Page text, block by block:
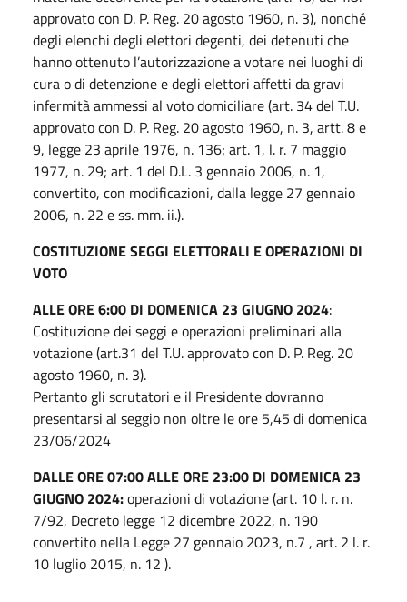
approvato con D. P. Reg. 20 agosto 1960, n. 3), nonché
degli elenchi degli elettori degenti, dei detenuti che
hanno ottenuto l’autorizzazione a votare nei luoghi di
cura o di detenzione e degli elettori affetti da gravi
infermità ammessi al voto domiciliare (art. 34 del T.U.
approvato con D. P. Reg. 20 agosto 1960, n. 3, artt. 8 e
9, legge 23 aprile 1976, n. 136; art. 1, l. r. 7 maggio
1977, n. 29; art. 1 del D.L. 3 gennaio 2006, n. 1,
convertito, con modificazioni, dalla legge 27 gennaio
2006, n. 22 e ss. mm. ii.).
COSTITUZIONE SEGGI ELETTORALI E OPERAZIONI DI
VOTO
ALLE ORE 6:00 DI DOMENICA 23 GIUGNO 2024:
Costituzione dei seggi e operazioni preliminari alla
votazione (art.31 del T.U. approvato con D. P. Reg. 20
agosto 1960, n. 3).
Pertanto gli scrutatori e il Presidente dovranno
presentarsi al seggio non oltre le ore 5,45 di domenica
23/06/2024
DALLE ORE 07:00 ALLE ORE 23:00 DI DOMENICA 23
GIUGNO 2024:operazioni di votazione (art. 10 l. r. n.
7/92, Decreto legge 12 dicembre 2022, n. 190
convertito nella Legge 27 gennaio 2023, n.7 , art. 2 l. r.
10 luglio 2015, n. 12 ).